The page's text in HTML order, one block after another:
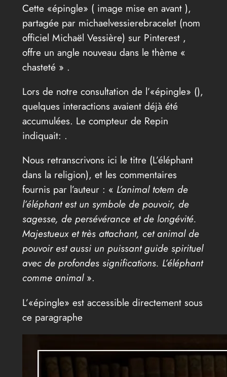
Cette «épingle» ( image mise en avant ),
partagée par michaelvessierebracelet (nom
officiel Michaël Vessière) sur Pinterest ,
offre un angle nouveau dans le thème «
chasteté » .
Lors de notre consultation de l’«épingle» (),
quelques interactions avaient déjà été
accumulées. Le compteur de Repin
indiquait: .
Nous retranscrivons ici le titre (L’éléphant
dans la religion), et les commentaires
fournis par l’auteur : « L’animal totem de
l’éléphant est un symbole de pouvoir, de
sagesse, de persévérance et de longévité.
Majestueux et très attachant, cet animal de
pouvoir est aussi un puissant guide spirituel
avec de profondes significations. L’éléphant
comme animal».
L’«épingle» est accessible directement sous
ce paragraphe